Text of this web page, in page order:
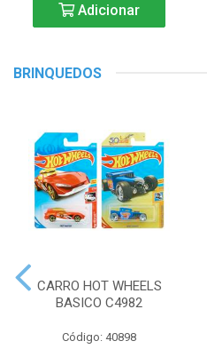
Adicionar
BRINQUEDOS
CARRO HOT WHEELS
BASICO C4982
Código: 40898